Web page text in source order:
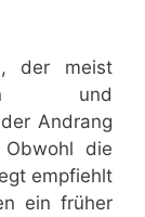
der meist
und
Andrang
die
empfiehlt
ein früher